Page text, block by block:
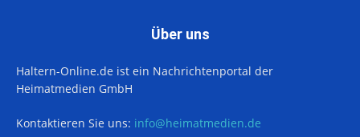
Über uns
Haltern-Online.de ist ein Nachrichtenportal der
Heimatmedien GmbH
Kontaktieren Sie uns: info@heimatmedien.de